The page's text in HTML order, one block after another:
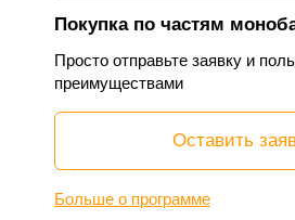
Покупка по частям
Просто отправьте заявку и
преимуществами
Оставить
Больше о программе